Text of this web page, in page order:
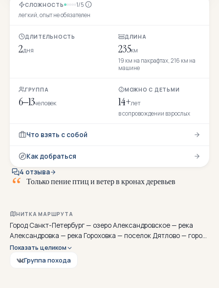
СЛОЖНОСТЬ 1/5
легкий, опыт не обязателен
ДЛИТЕЛЬНОСТЬ
2дня
ДЛИНА
235км
19 км на пакрафтах, 216 км на
машине
ГРУППА
6–13человек
МОЖНО С ДЕТЬМИ
14+лет
в сопровождении взрослых
Что взять с собой
Как добраться
4 отзыва
Берега
НИТКА МАРШРУТА
Город Санкт-Петербург — озеро Александровское — река
Александровка — река Гороховка — поселок Дятлово — город
Санкт-Петербург
Показать целиком
Группа похода